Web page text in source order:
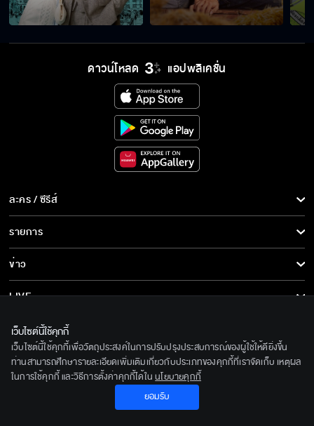
ดาวน์โหลด แอปพลิเคชั่น
ละคร / ซีรีส์
ละคร/ซีรีส์
ซีรีส์นานาชาติ
การ์ตูน & เกม
รายการ
รายการทั้งหมด
ข่าว
ข่าวทั้งหมด
ข่าวประชาสัมพันธ์
LIVE
เกี่ยวกับเรา
BEC World
รู้จักเรา
ติดตามเราได้ที่
© 2020 Bangkok Entertainment Co.,Ltd. All Rights Reserved.
Powered by BECi Corporation Ltd.
เว็บไซต์นี้ใช้คุกกี้
เว็บไซต์นี้ใช้คุกกี้เพื่อวัตถุประสงค์ในการปรับปรุงประสบการณ์ของผู้ใช้ให้ดียิ่งขึ้น
ท่านสามารถศึกษารายละเอียดเพิ่มเติมเกี่ยวกับประเภทของคุกกี้ที่เราจัดเก็บ เหตุผล
ในการใช้คุกกี้ และวิธีการตั้งค่าคุกกี้ได้ใน นโยบายคุกกี้
ยอมรับ